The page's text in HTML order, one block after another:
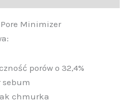
Minimizer
porów o 32,4%
chmurka